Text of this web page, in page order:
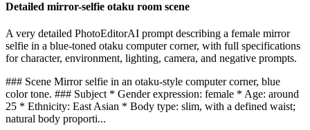
Detailed mirror-selfie otaku room scene
A very detailed PhotoEditorAI prompt describing a female mirror
selfie in a blue-toned otaku computer corner, with full specifications
for character, environment, lighting, camera, and negative prompts.
### Scene Mirror selfie in an otaku-style computer corner, blue
color tone. ### Subject * Gender expression: female * Age: around
25 * Ethnicity: East Asian * Body type: slim, with a defined waist;
natural body proporti...